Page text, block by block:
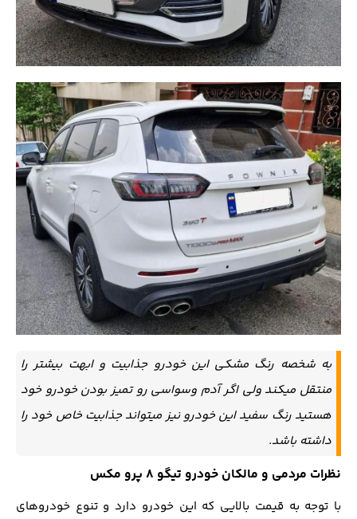
به شخصه رنگ مشکی این خودرو جذابیت و ابهت بیشتر را
منتقل میکند ولی اگر آدم وسواسی رو تمیز بودن خودرو خود
هستید رنگ سفید این خودرو نیز میتواند جذابیت خاص خود را
داشته باشد.
نظرات مردمی و مالکان خودرو تیگو 8 پرو مکس
با توجه به قیمت بالایی که این خودرو دارد و تنوع خودروهای